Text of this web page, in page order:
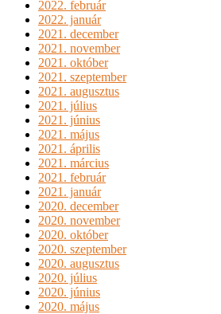
2022. február
2022. január
2021. december
2021. november
2021. október
2021. szeptember
2021. augusztus
2021. július
2021. június
2021. május
2021. április
2021. március
2021. február
2021. január
2020. december
2020. november
2020. október
2020. szeptember
2020. augusztus
2020. július
2020. június
2020. május